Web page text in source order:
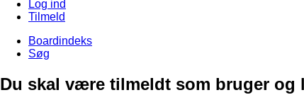
Log ind
Tilmeld
Boardindeks
Søg
Du skal være tilmeldt som bruger og